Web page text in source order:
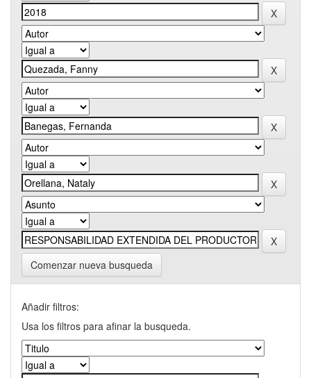
Comenzar nueva busqueda
Añadir filtros:
Usa los filtros para afinar la busqueda.